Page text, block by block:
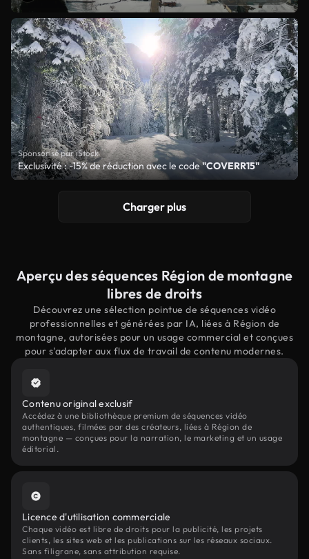
Sponsorisé par iStock
Exclusivité : -15% de réduction avec le code"COVERR15"
Charger plus
Aperçu des séquences Région de montagne
libres de droits
Découvrez une sélection pointue de séquences vidéo
professionnelles et générées par IA, liées à Région de
montagne, autorisées pour un usage commercial et conçues
pour s'adapter aux flux de travail de contenu modernes.
Contenu original exclusif
Accédez à une bibliothèque premium de séquences vidéo
authentiques, filmées par des créateurs, liées à Région de
montagne — conçues pour la narration, le marketing et un usage
éditorial.
Licence d'utilisation commerciale
Chaque vidéo est libre de droits pour la publicité, les projets
clients, les sites web et les publications sur les réseaux sociaux.
Sans filigrane, sans attribution requise.